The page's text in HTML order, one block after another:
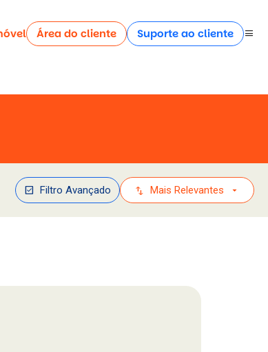
Área do cliente Suporte ao cliente menu
check_box Filtro Avançado swap_vert Mais Relevantes arrow_drop_down